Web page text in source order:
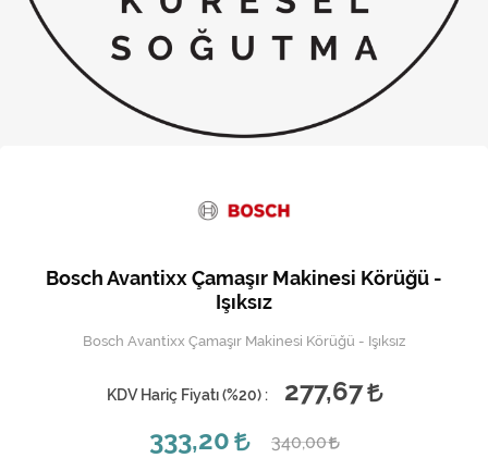
Klima
Kombi
Musluk
Soğutma Sistemleri
Şofben ve Termosifon
Bosch Avantixx Çamaşır Makinesi Körüğü -
Işıksız
Bosch Avantixx Çamaşır Makinesi Körüğü - Işıksız
KDV Hariç Fiyatı (%20) :
277,67
333,20
340,00